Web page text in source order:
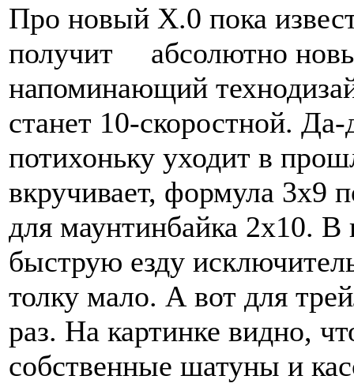
Про новый X.0 пока
получит абсолютно
напоминающий
станет 10-скоростной.
потихоньку уходит в
вкручивает, формула 3х9
для маунтинбайка 2х10. В
быструю езду
толку мало. А вот для
раз. На картинке видно,
собственные шатуны и